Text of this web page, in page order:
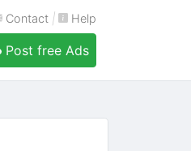
Contact | Help
Post free Ads